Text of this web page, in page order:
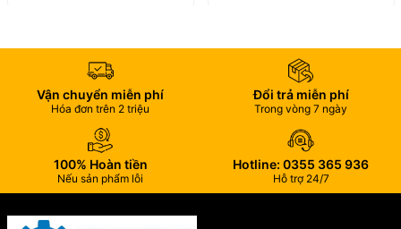
✅ Trọng lượng nhẹ, thi công nhanh, tiết kiệm chi phí lắp đặt.
✅ Đầu ren tiêu chuẩn, tương thích với nhiều loại phụ kiện và
📋 Đặc tính kỹ thuật
✔️ Phù hợp cho hệ thống cấp thoát nước sinh hoạt.
Vận chuyển miễn phí
Hóa đơn trên 2 triệu
Đổi trả miễn phí
Trong vòng 7 ngày
100% Hoàn tiền
Nếu sản phẩm lỗi
Hotline: 0355 365 936
Hỗ trợ 24/7